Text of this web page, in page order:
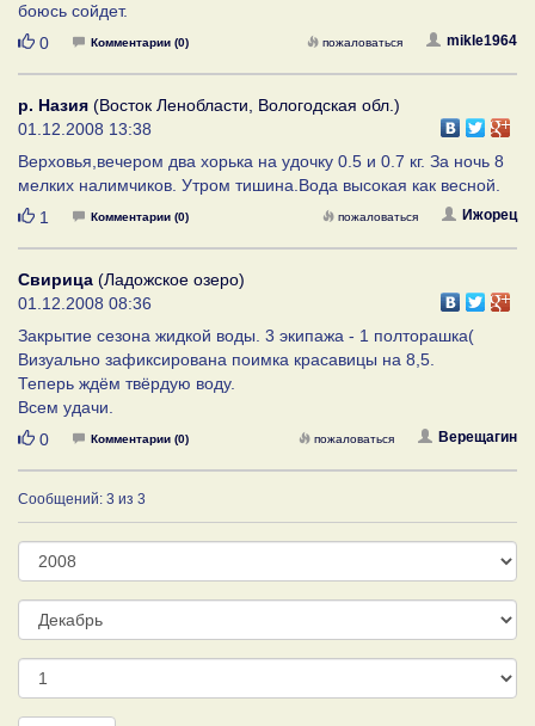
боюсь сойдет.
Нравится
0 Комментарии (0) mikle1964
пожаловаться
р. Назия (Восток Ленобласти, Вологодская обл.)
01.12.2008 13:38
Верховья,вечером два хорька на удочку 0.5 и 0.7 кг. За ночь 8
мелких налимчиков. Утром тишина.Вода высокая как весной.
Нравится
1 Комментарии (0) Ижорец
пожаловаться
Свирица (Ладожское озеро)
01.12.2008 08:36
Закрытие сезона жидкой воды. 3 экипажа - 1 полторашка(
Визуально зафиксирована поимка красавицы на 8,5.
Теперь ждём твёрдую воду.
Всем удачи.
Нравится
0 Комментарии (0) Верещагин
пожаловаться
Сообщений: 3 из 3
Год
Месяц
День